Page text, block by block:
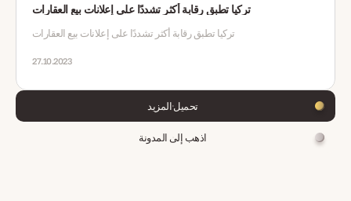
تركيا تطبق رقابة أكثر تشددًا على إعلانات بيع العقارات
تركيا تطبق رقابة أكثر تشددًا على إعلانات بيع العقارات
27.10.2023
تحميل المزيد
اذهب إلى المدونة